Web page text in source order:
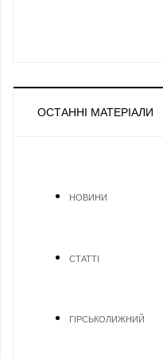
ОСТАННІ МАТЕРІАЛИ
НОВИНИ
СТАТТІ
ГІРСЬКОЛИЖНИЙ